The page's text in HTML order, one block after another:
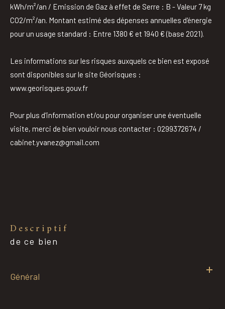
kWh/m²/an / Emission de Gaz à effet de Serre : B - Valeur 7 kg
CO2/m²/an. Montant estimé des dépenses annuelles d'énergie
pour un usage standard : Entre 1380 € et 1940 € (base 2021).
Les informations sur les risques auxquels ce bien est exposé
sont disponibles sur le site Géorisques :
www.georisques.gouv.fr
Pour plus d'information et/ou pour organiser une éventuelle
visite, merci de bien vouloir nous contacter : 0299372674 /
cabinet.yvanez@gmail.com
descriptif
de ce bien
Général